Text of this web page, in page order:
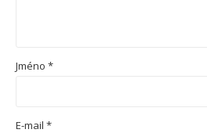
Jméno *
E-mail *